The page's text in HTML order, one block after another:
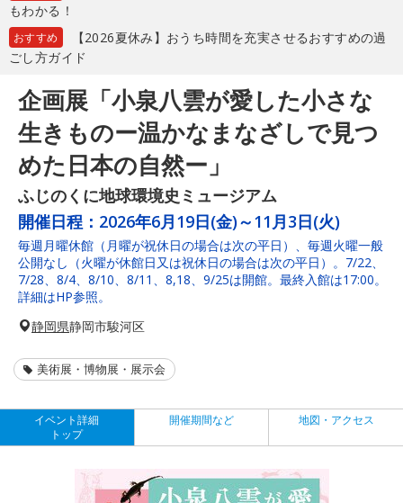
もわかる！
おすすめ
【2026夏休み】おうち時間を充実させるおすすめの過
ごし方ガイド
企画展「小泉八雲が愛した小さな
生きものー温かなまなざしで見つ
めた日本の自然ー」
ふじのくに地球環境史ミュージアム
開催日程： 2026年6月19日(金)～11月3日(火)
毎週月曜休館（月曜が祝休日の場合は次の平日）、毎週火曜一般
公開なし（火曜が休館日又は祝休日の場合は次の平日）。7/22、
7/28、8/4、8/10、8/11、8,18、9/25は開館。最終入館は17:00。
詳細はHP参照。
静岡県静岡市駿河区
美術展・博物展・展示会
イベント詳細
トップ
開催期間など 地図・アクセス